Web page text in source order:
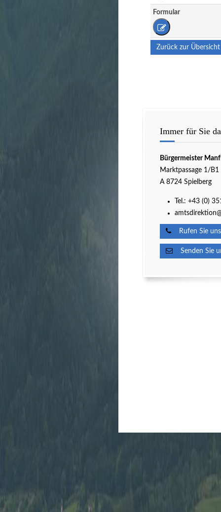
Formular
Zurück zur Übersicht
Immer für Sie
Bürgermeister
Marktpassage 1/B1
A 8724 Spielberg
Tel.: +43 (0)
Rufen Sie
Senden Sie